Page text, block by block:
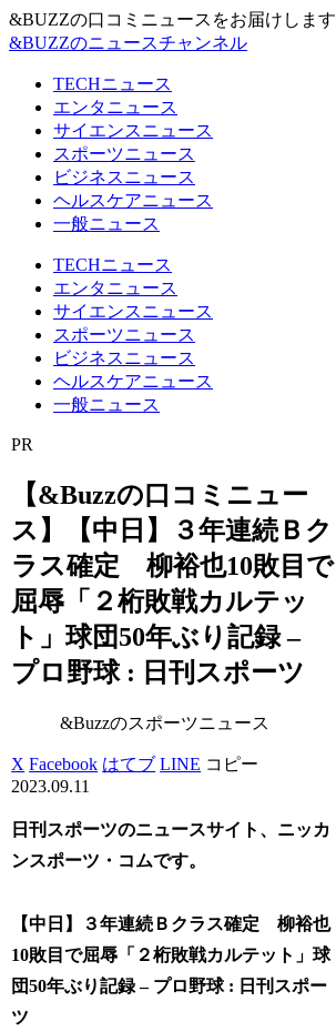
&BUZZの口コミニュースをお届けします
&BUZZのニュースチャンネル
TECHニュース
エンタニュース
サイエンスニュース
スポーツニュース
ビジネスニュース
ヘルスケアニュース
一般ニュース
TECHニュース
エンタニュース
サイエンスニュース
スポーツニュース
ビジネスニュース
ヘルスケアニュース
一般ニュース
PR
【&Buzzの口コミニュー
ス】【中日】３年連続Ｂク
ラス確定 柳裕也10敗目で
屈辱「２桁敗戦カルテッ
ト」球団50年ぶり記録 –
プロ野球 : 日刊スポーツ
&Buzzのスポーツニュース
X Facebook はてブ LINE コピー
2023.09.11
日刊スポーツのニュースサイト、ニッカ
ンスポーツ・コムです。
【中日】３年連続Ｂクラス確定 柳裕也
10敗目で屈辱「２桁敗戦カルテット」球
団50年ぶり記録 – プロ野球 : 日刊スポー
ツ